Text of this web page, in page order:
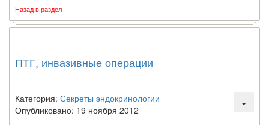
Назад в раздел
ПТГ, инвазивные операции
Категория: Секреты эндокринологии
Опубликовано: 19 ноября 2012